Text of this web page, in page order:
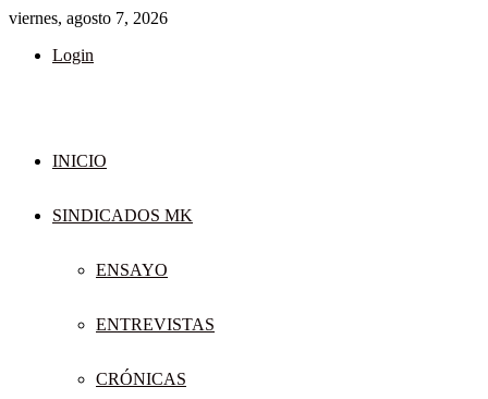
viernes, agosto 7, 2026
Login
INICIO
SINDICADOS MK
ENSAYO
ENTREVISTAS
CRÓNICAS